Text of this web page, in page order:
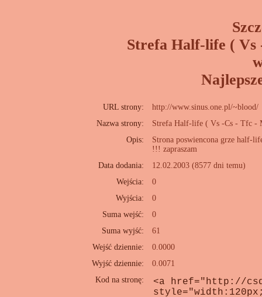
Strefa Half-life ( Vs
URL strony:
http://www.sinus.one.pl/~blood/
Nazwa strony:
Strefa Half-life ( Vs -Cs - Tfc -
Opis:
Strona poswiencona grze half-
!!! zapraszam
Data dodania:
12.02.2003 (8577 dni temu)
Wejścia:
0
Wyjścia:
0
Suma wejść:
0
Suma wyjść:
61
Wejść dziennie:
0.0000
Wyjść dziennie:
0.0071
Kod na stronę: